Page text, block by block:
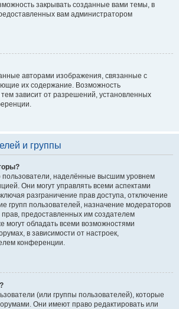
закрывать созданные вами темы, в
вам администратором
авторами изображения, связанные с
их содержание. Возможность
тем зависит от разрешений, установленных
и группы
наделённые высшим уровнем
Они могут управлять всеми аспектами
разграничение прав доступа, отключение
групп пользователей, назначение модераторов
прав, предоставленных им создателем
могут обладать всеми возможностями
в зависимости от настроек,
конференции.
(или группы пользователей), которые
Они имеют право редактировать или